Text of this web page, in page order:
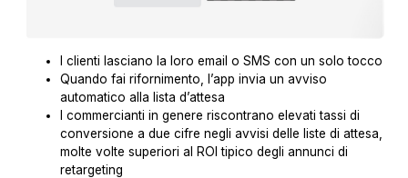
I clienti lasciano la loro email o SMS con un solo tocco
Quando fai rifornimento, l’app invia un avviso
automatico alla lista d’attesa
I commercianti in genere riscontrano elevati tassi di
conversione a due cifre negli avvisi delle liste di attesa,
molte volte superiori al ROI tipico degli annunci di
retargeting